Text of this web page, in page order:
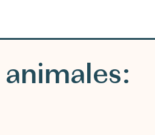
animales: